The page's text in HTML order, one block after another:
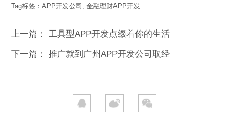
Tag标签：APP开发公司 ,金融理财APP开发
上一篇：工具型APP开发点缀着你的生活
下一篇：推广就到广州APP开发公司取经